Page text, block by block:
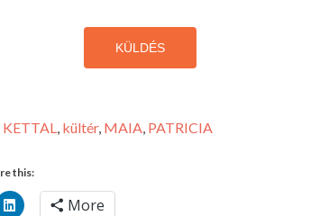
KÜLDÉS
KETTAL, kültér, MAIA, PATRICIA
this:
More